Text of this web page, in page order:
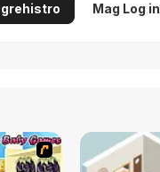
Mag Log in